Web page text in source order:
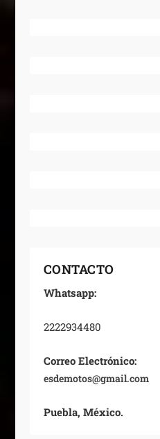
CONTACTO
Whatsapp:
2222934480
Correo Electrónico:
esdemotos@gmail.com
Puebla, México.